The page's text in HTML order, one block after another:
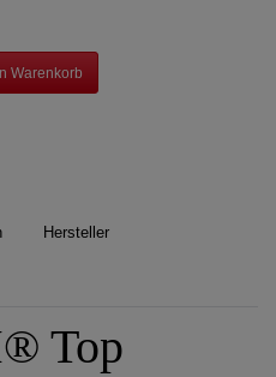
Warenkorb
Hersteller
Top